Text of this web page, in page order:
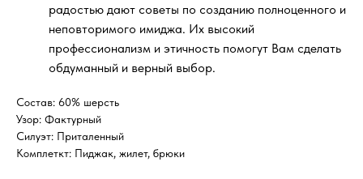
радостью дают советы по созданию полноценного и
неповторимого имиджа. Их высокий
профессионализм и этичность помогут Вам сделать
обдуманный и верный выбор.
Состав: 60% шерсть
Узор: Фактурный
Силуэт: Приталенный
Комплеткт: Пиджак, жилет, брюки